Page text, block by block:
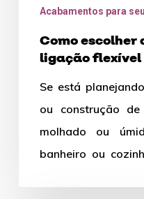
para
ambientes
molhados
úmidos?
Acabamentos para
Como escolher
ligação
úmidos?
Se está
ou construção
molhado ou
banheiro ou